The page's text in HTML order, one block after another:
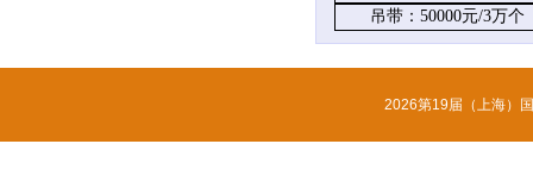
吊带：50000元/3万个
2026第19届（上海）